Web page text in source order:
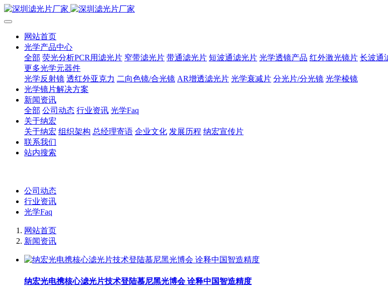
网站首页
光学产品中心
全部 荧光分析PCR用滤光片 窄带滤光片 带通滤光片 短波通滤光片 光学透镜产品 红外激光镜片 长波通
更多光学元器件
光学反射镜 透红外亚克力 二向色镜/合光镜 AR增透滤光片 光学衰减片 分光片/分光镜 光学棱镜
光学镜片解决方案
新闻资讯
全部 公司动态 行业资讯 光学Faq
关于纳宏
关于纳宏 组织架构 总经理寄语 企业文化 发展历程 纳宏宣传片
联系我们
站内搜索
公司动态
行业资讯
光学Faq
网站首页
新闻资讯
纳宏光电携核心滤光片技术登陆慕尼黑光博会 诠释中国智造精度